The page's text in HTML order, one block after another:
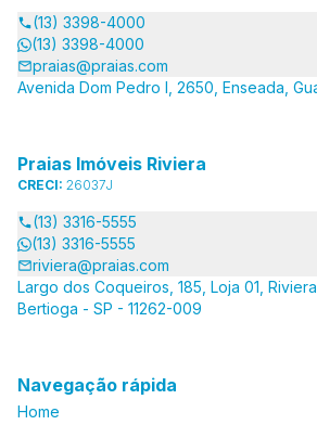
(13) 3398-4000
(13) 3398-4000
praias@praias.com
Avenida Dom Pedro I, 2650, Enseada,
Praias Imóveis Riviera
CRECI: 26037J
(13) 3316-5555
(13) 3316-5555
riviera@praias.com
Largo dos Coqueiros, 185, Loja 01,
Bertioga - SP - 11262-009
Navegação rápida
Home